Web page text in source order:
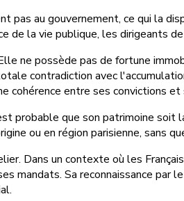
pas au gouvernement, ce qui la
la vie publique, les dirigeants
ne possède pas de fortune
contradiction avec
cohérence entre ses convictions
probable que son patrimoine soit
ou en région parisienne, sans
Dans un contexte où les
mandats. Sa reconnaissance